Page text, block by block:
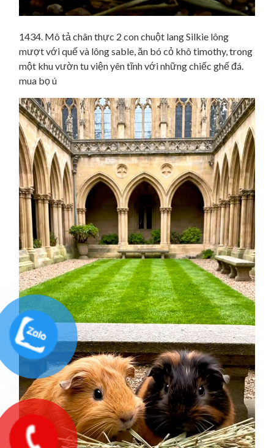
1434. Mô tả chân thực 2 con chuột lang Silkie lông
mượt với quế và lông sable, ăn bó cỏ khô timothy, trong
một khu vườn tu viện yên tĩnh với những chiếc ghế đá.
mua bọ ú